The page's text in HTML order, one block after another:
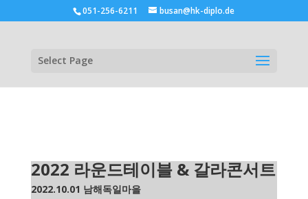
051-256-6211 busan@hk-diplo.de
Select Page
2022 라운드테이블 & 갈라콘서트
2022.10.01 남해독일마을